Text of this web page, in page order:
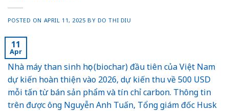
POSTED ON APRIL 11, 2025 BY DO THI DIU
11
Apr
Nhà máy than sinh học (biochar) đầu tiên của Việt Nam
dự kiến hoàn thiện vào 2026, dự kiến thu về 500 USD
mỗi tấn từ bán sản phẩm và tín chỉ carbon. Thông tin
trên được ông Nguyễn Anh Tuấn, Tổng giám đốc Husk